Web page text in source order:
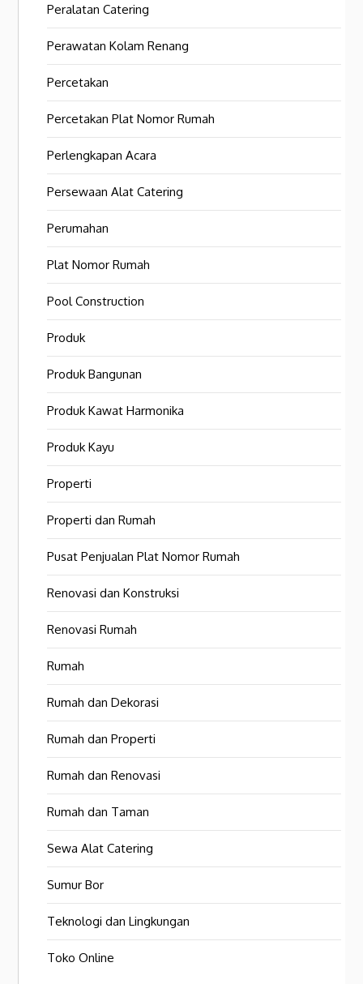
Peralatan Catering
Perawatan Kolam Renang
Percetakan
Percetakan Plat Nomor Rumah
Perlengkapan Acara
Persewaan Alat Catering
Perumahan
Plat Nomor Rumah
Pool Construction
Produk
Produk Bangunan
Produk Kawat Harmonika
Produk Kayu
Properti
Properti dan Rumah
Pusat Penjualan Plat Nomor Rumah
Renovasi dan Konstruksi
Renovasi Rumah
Rumah
Rumah dan Dekorasi
Rumah dan Properti
Rumah dan Renovasi
Rumah dan Taman
Sewa Alat Catering
Sumur Bor
Teknologi dan Lingkungan
Toko Online